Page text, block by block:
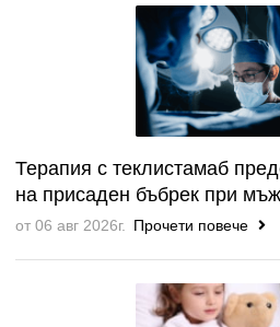
Терапия с теклистамаб
на присаден бъбрек при
от 06 авг 2026г. Прочети повече